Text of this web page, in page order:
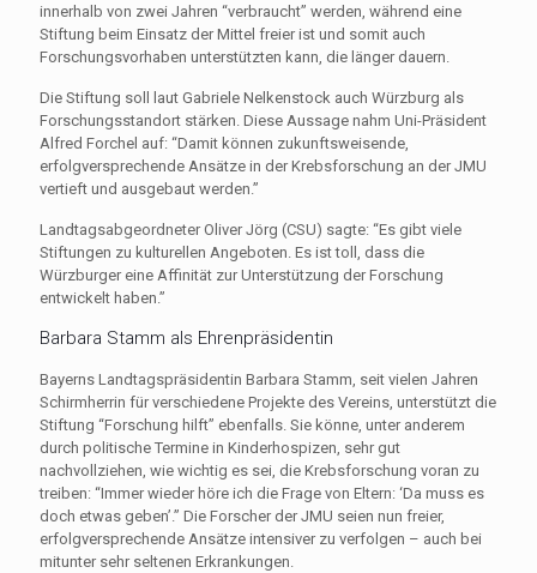
innerhalb von zwei Jahren “verbraucht” werden, während eine
Stiftung beim Einsatz der Mittel freier ist und somit auch
Forschungsvorhaben unterstützten kann, die länger dauern.
Die Stiftung soll laut Gabriele Nelkenstock auch Würzburg als
Forschungsstandort stärken. Diese Aussage nahm Uni-Präsident
Alfred Forchel auf: “Damit können zukunftsweisende,
erfolgversprechende Ansätze in der Krebsforschung an der JMU
vertieft und ausgebaut werden.”
Landtagsabgeordneter Oliver Jörg (CSU) sagte: “Es gibt viele
Stiftungen zu kulturellen Angeboten. Es ist toll, dass die
Würzburger eine Affinität zur Unterstützung der Forschung
entwickelt haben.”
Barbara Stamm als Ehrenpräsidentin
Bayerns Landtagspräsidentin Barbara Stamm, seit vielen Jahren
Schirmherrin für verschiedene Projekte des Vereins, unterstützt die
Stiftung “Forschung hilft” ebenfalls. Sie könne, unter anderem
durch politische Termine in Kinderhospizen, sehr gut
nachvollziehen, wie wichtig es sei, die Krebsforschung voran zu
treiben: “Immer wieder höre ich die Frage von Eltern: ‘Da muss es
doch etwas geben’.” Die Forscher der JMU seien nun freier,
erfolgversprechende Ansätze intensiver zu verfolgen – auch bei
mitunter sehr seltenen Erkrankungen.